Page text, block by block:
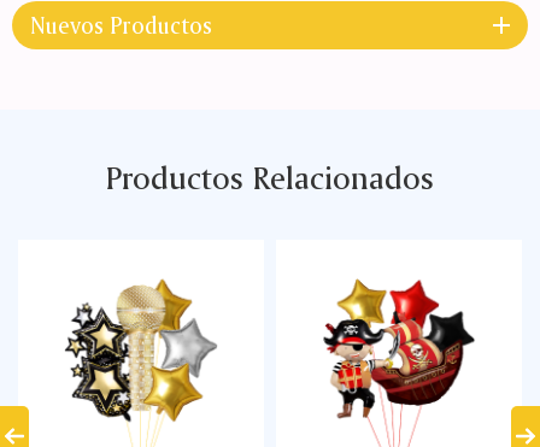
Nuevos Productos
Productos Relacionados